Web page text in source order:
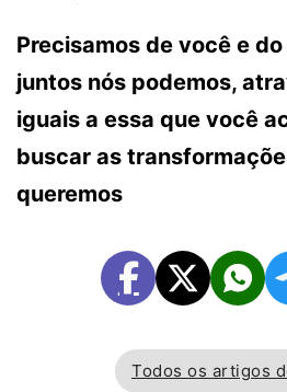
Precisamos de você e
juntos nós podemos,
iguais a essa que você
buscar as
queremos
Todos os artigos